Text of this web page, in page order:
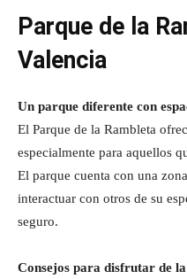
Parque de la
Valencia
Un parque diferente con
El Parque de la Rambleta
especialmente para aquellos
El parque cuenta con una
interactuar con otros de su
seguro.
Consejos para disfrutar de